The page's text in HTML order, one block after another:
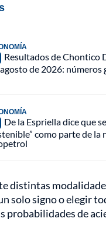
Resultados de Chontico
de 2026: números
De la Espriella dice que
como parte de la
distintas
solo signo o elegir
probabilidades de